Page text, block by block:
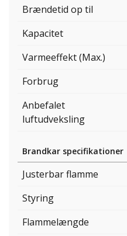
Brændetid op til
Kapacitet
Varmeeffekt (Max.)
Forbrug
Anbefalet
luftudveksling
Brandkar specifikationer
Justerbar flamme
Styring
Flammelængde